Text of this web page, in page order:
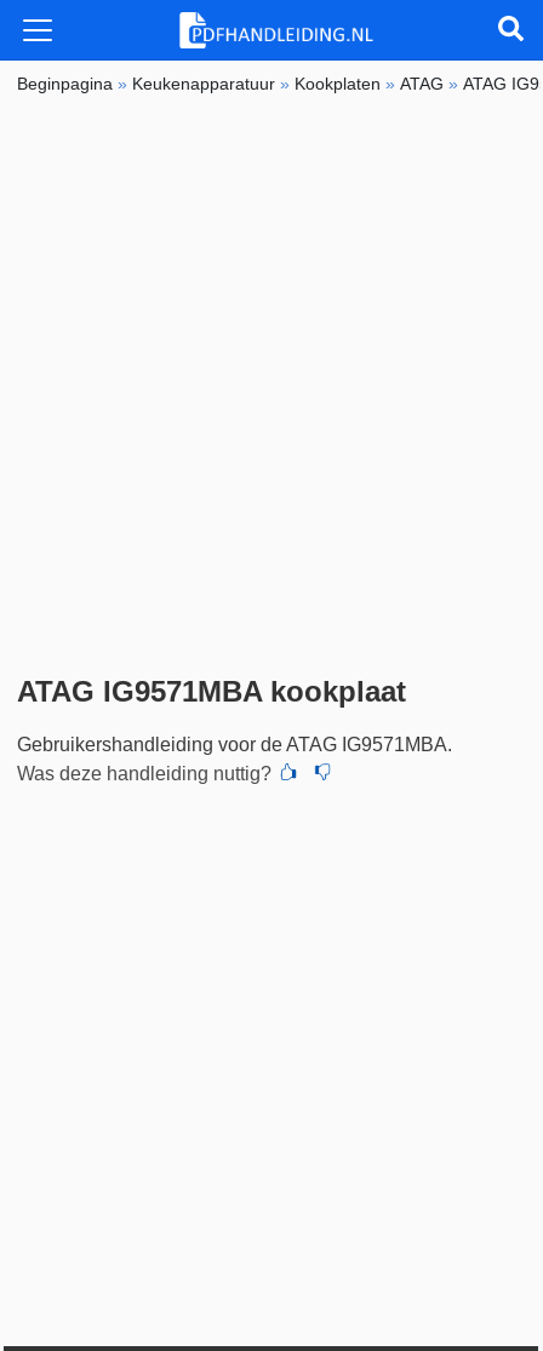
Beginpagina » Keukenapparatuur » Kookplaten »ATAG »ATAG
ATAG IG9571MBA kookplaat
Gebruikershandleiding voor de ATAG IG9571MBA.
Was deze handleiding nuttig?